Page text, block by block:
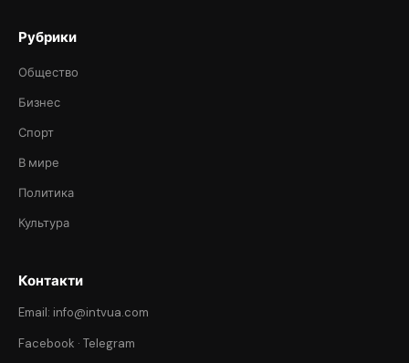
Рубрики
Общество
Бизнес
Спорт
В мире
Политика
Культура
Контакти
Email: info@intvua.com
Facebook · Telegram